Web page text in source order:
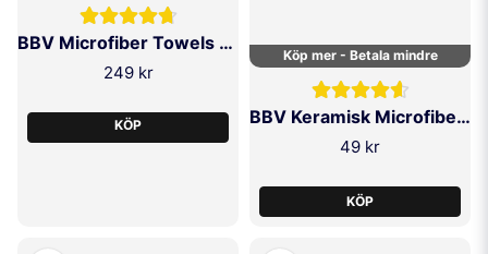
Allround användning– För vax, dressing, coating, fälgar, interiör och
mer.
Tips för bästa resultat
Välj rätt form & storlek
Runda applikatorer är perfekta för vax och coating, medan rektangulära
Arbeta i små sektioner för jämn yta utan överdosering.
BBV Microfiber Towels 10-P
249 kr
KÖP
Köp mer - Betala mindre
BBV Keramisk Microfiberduk
49 kr
KÖP